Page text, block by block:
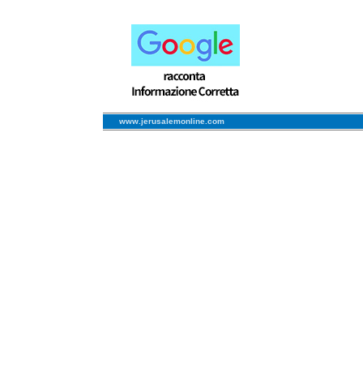
www.jerusalemonline.com